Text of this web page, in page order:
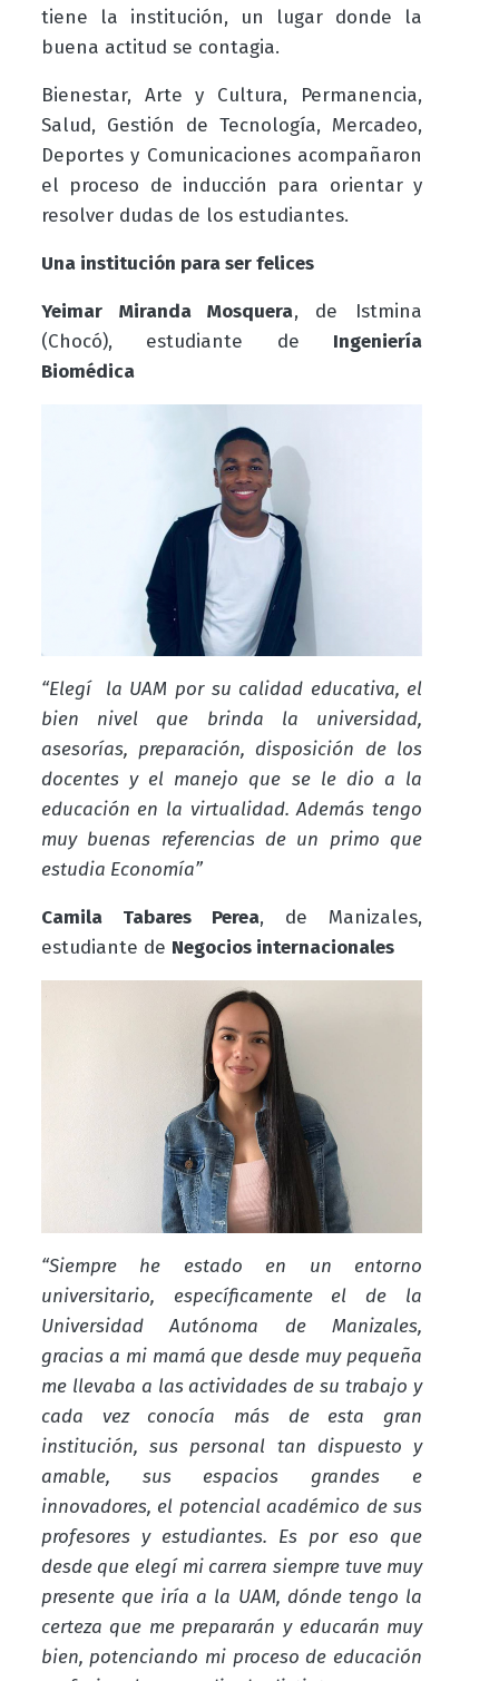
tiene la institución, un lugar donde la
buena actitud se contagia.
Bienestar, Arte y Cultura, Permanencia,
Salud, Gestión de Tecnología, Mercadeo,
Deportes y Comunicaciones acompañaron
el proceso de inducción para orientar y
resolver dudas de los estudiantes.
Una institución para ser felices
Yeimar Miranda Mosquera, de Istmina
(Chocó), estudiante de Ingeniería
Biomédica
“Elegí la UAM por su calidad educativa, el
bien nivel que brinda la universidad,
asesorías, preparación, disposición de los
docentes y el manejo que se le dio a la
educación en la virtualidad. Además tengo
muy buenas referencias de un primo que
estudia Economía”
Camila Tabares Perea, de Manizales,
estudiante de Negocios internacionales
“Siempre he estado en un entorno
universitario, específicamente el de la
Universidad Autónoma de Manizales,
gracias a mi mamá que desde muy pequeña
me llevaba a las actividades de su trabajo y
cada vez conocía más de esta gran
institución, sus personal tan dispuesto y
amable, sus espacios grandes e
innovadores, el potencial académico de sus
profesores y estudiantes. Es por eso que
desde que elegí mi carrera siempre tuve muy
presente que iría a la UAM, dónde tengo la
certeza que me prepararán y educarán muy
bien, potenciando mi proceso de educación